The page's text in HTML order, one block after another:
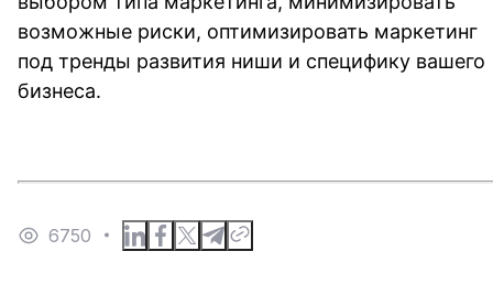
возможные риски, оптимизировать маркетинг
под тренды развития ниши и специфику вашего
бизнеса.
6750